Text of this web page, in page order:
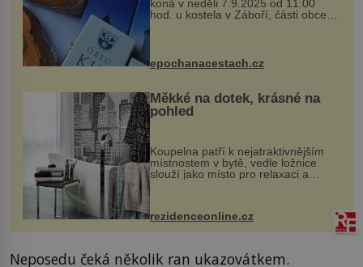
koná v neděli 7.9.2025 od 11:00
hod. u kostela v Záboří, části obce
Kly u Mělníka. V programu naleznete
komentovanou prohlídku kostela,
epochanacestach.cz
Měkké na dotek, krásné na
pohled
Koupelna patří k nejatraktivnějším
místnostem v bytě, vedle ložnice
slouží jako místo pro relaxaci a
odpočinek. Koupelnový textil –
ručníky, osušky a koberečky –
mohou jako mávnutím kouzelného
proutku...
rezidenceonline.cz
Neposedu čeká několik ran ukazovátkem.